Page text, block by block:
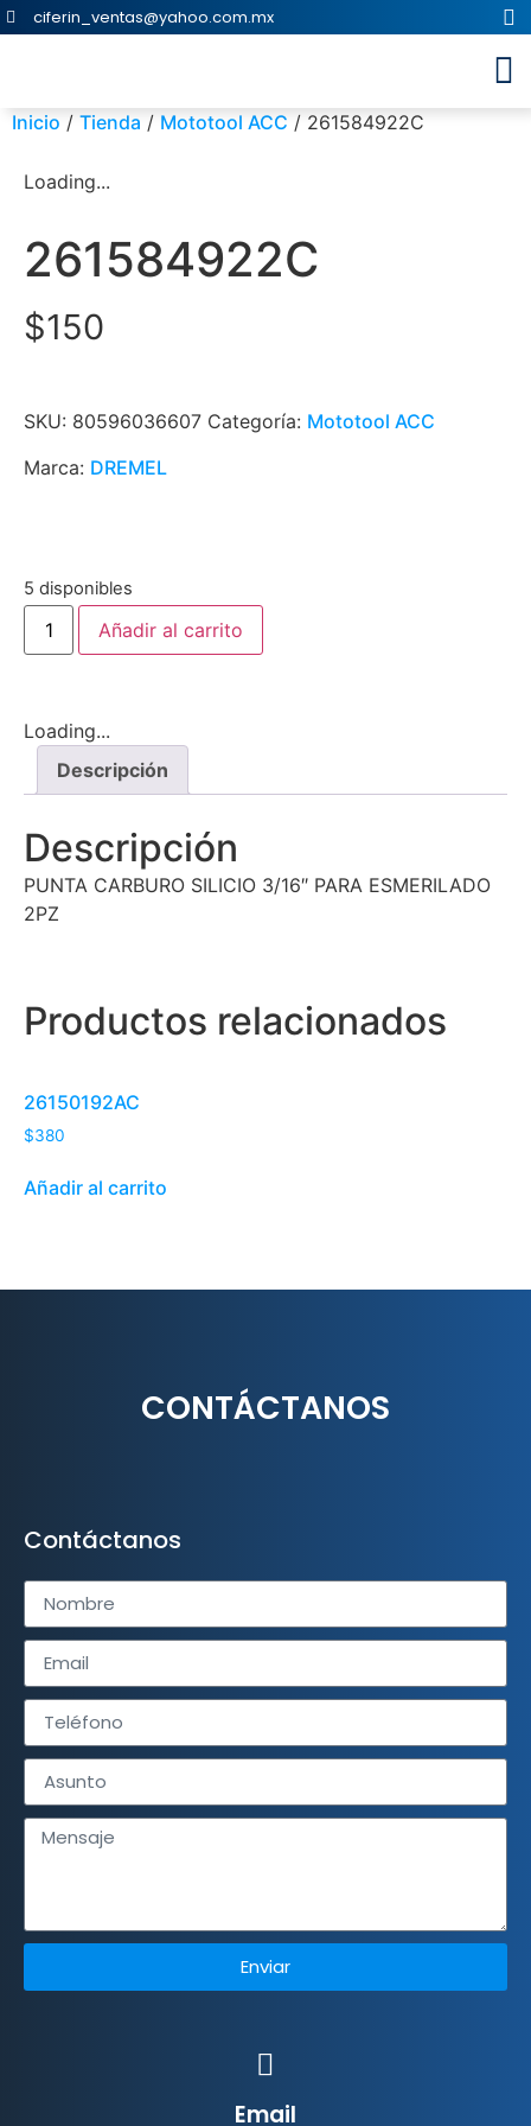
ciferin_ventas@yahoo.com.mx
Inicio / Tienda / Mototool ACC / 261584922C
Loading...
261584922C
$150
SKU: 80596036607 Categoría: Mototool ACC
Marca: DREMEL
5 disponibles
Añadir al carrito
Loading...
Descripción
Descripción
PUNTA CARBURO SILICIO 3/16″ PARA ESMERILADO
2PZ
Productos relacionados
26150192AC
$380
Añadir al carrito
CONTÁCTANOS
Contáctanos
Enviar
Email